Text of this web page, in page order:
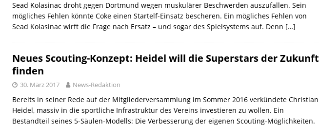
Sead Kolasinac droht gegen Dortmund wegen muskulärer Beschwerden auszufallen. Sein
mögliches Fehlen könnte Coke einen Startelf-Einsatz bescheren. Ein mögliches Fehlen von
Sead Kolasinac wirft die Frage nach Ersatz – und sogar des Spielsystems auf. Denn […]
Neues Scouting-Konzept: Heidel will die Superstars der Zukunft
finden
30. März 2017 News-Redaktion
Bereits in seiner Rede auf der Mitgliederversammlung im Sommer 2016 verkündete Christian
Heidel, massiv in die sportliche Infrastruktur des Vereins investieren zu wollen. Ein
Bestandteil seines 5-Säulen-Modells: Die Verbesserung der eigenen Scouting-Möglichkeiten.